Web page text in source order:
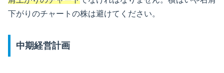
下がりのチャートの株は避けてください。
中期経営計画